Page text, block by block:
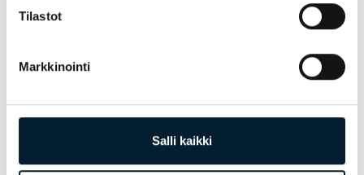
Tilastot
Markkinointi
Salli kaikki
markkinointiassistentti
ceyda.kupaci@bondata.fi